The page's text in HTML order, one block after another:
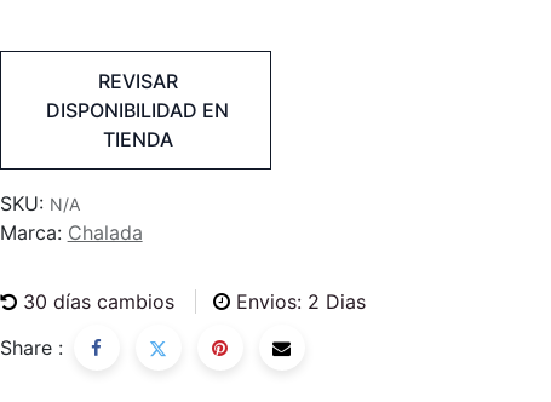
REVISAR
DISPONIBILIDAD EN
TIENDA
SKU: N/A
Marca: Chalada
30 días cambios
Envios: 2 Dias
Share :